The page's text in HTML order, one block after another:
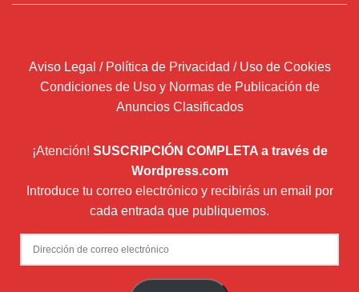
Aviso Legal / Política de Privacidad / Uso de Cookies
Condiciones de Uso y Normas de Publicación de
Anuncios Clasificados
¡Atención! SUSCRIPCIÓN COMPLETA a través de
Wordpress.com
Introduce tu correo electrónico y recibirás un email por
cada entrada que publiquemos.
Dirección
de